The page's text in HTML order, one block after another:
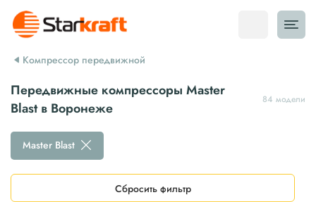
Компрессор передвижной
Передвижные компрессоры Master
Blast в Воронеже
84 модели
Master Blast
Сбросить фильтр